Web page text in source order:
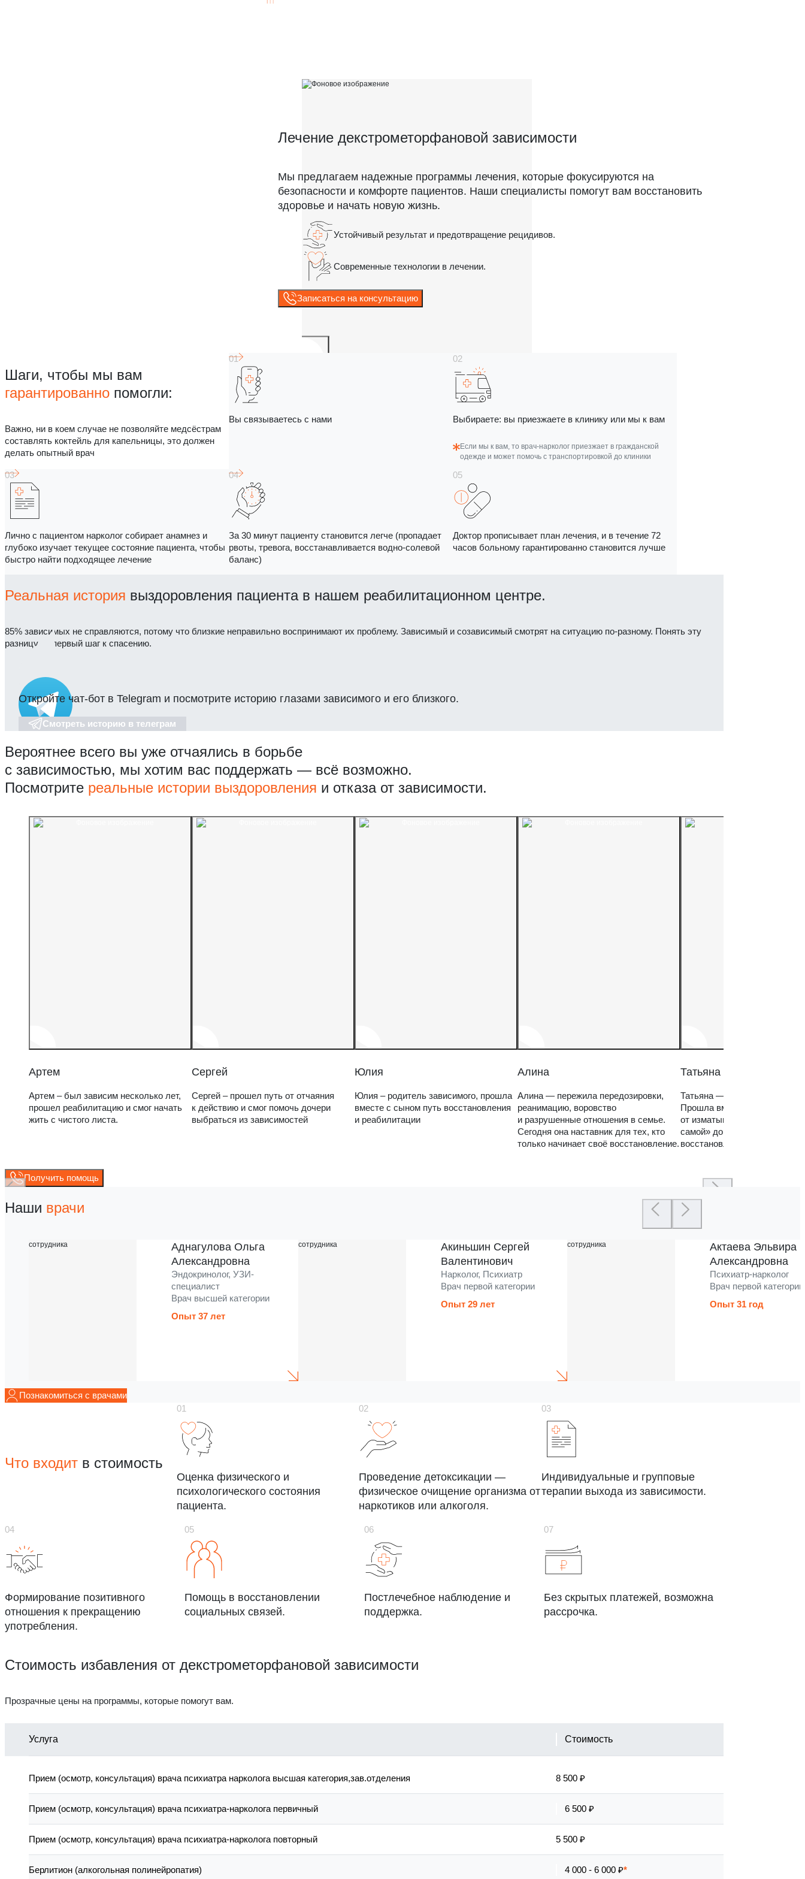
Лечение декстрометорфановой зависимости
Мы предлагаем надежные программы лечения, которые фокусируются на
безопасности и комфорте пациентов. Наши специалисты помогут вам восстановить
здоровье и начать новую жизнь.
Устойчивый результат и предотвращение рецидивов.
Современные технологии в лечении.
Записаться на консультацию
Шаги, чтобы мы вам
гарантированно помогли:
Важно, ни в коем случае не позволяйте медсёстрам
составлять коктейль для капельницы, это должен
делать опытный врач
Вы связываетесь с нами Выбираете: вы приезжаете в клинику или мы к вам
Если мы к вам, то врач-нарколог приезжает в гражданской
одежде и может помочь с транспортировкой до клиники
Лично с пациентом нарколог собирает анамнез и
глубоко изучает текущее состояние пациента, чтобы
быстро найти подходящее лечение
За 30 минут пациенту становится легче (пропадает
рвоты, тревога, восстанавливается водно-солевой
баланс)
Доктор прописывает план лечения, и в течение 72
часов больному гарантированно становится лучше
Реальная история выздоровления пациента в нашем реабилитационном центре.
85% зависимых не справляются, потому что близкие неправильно воспринимают их проблему. Зависимый и созависимый смотрят на ситуацию по-разному. Понять эту
разницу — первый шаг к спасению.
Откройте чат-бот в Telegram и посмотрите историю глазами зависимого и его близкого.
Смотреть историю в телеграм
Вероятнее всего вы уже отчаялись в борьбе
с зависимостью, мы хотим вас поддержать — всё возможно.
Посмотрите реальные истории выздоровления и отказа от зависимости.
Артем
Артем – был зависим несколько лет,
прошел реабилитацию и смог начать
жить с чистого листа.
Сергей
Сергей – прошел путь от отчаяния
к действию и смог помочь дочери
выбраться из зависимостей
Юлия
Юлия – родитель зависимого, прошла
вместе с сыном путь восстановления
и реабилитации
Алина
Алина — пережила передозировки,
реанимацию, воровство
и разрушенные отношения в семье.
Сегодня она наставник для тех, кто
только начинает своё восстановление.
Татьяна
Татьяна — мама зависимого
Прошла вместе с ним путь
от изматывающих попыток
самой» до спокойного,
восстановления семьи.
Получить помощь
Наши врачи
Аднагулова Ольга
Александровна
Эндокринолог, УЗИ-
специалист
Врач высшей категории
Опыт 37 лет
Акиньшин Сергей
Валентинович
Нарколог, Психиатр
Врач первой категории
Опыт 29 лет
Актаева Эльвира
Александровна
Психиатр-нарколог
Врач первой категории
Опыт 31 год
Познакомиться с врачами
Что входит в стоимость
Оценка физического и
психологического состояния
пациента.
Проведение детоксикации —
физическое очищение организма от
наркотиков или алкоголя.
Индивидуальные и групповые
терапии выхода из зависимости.
Формирование позитивного
отношения к прекращению
употребления.
Помощь в восстановлении
социальных связей.
Постлечебное наблюдение и
поддержка.
Без скрытых платежей, возможна
рассрочка.
Стоимость избавления от декстрометорфановой зависимости
Прозрачные цены на программы, которые помогут вам.
Услуга Стоимость
Прием (осмотр, консультация) врача психиатра нарколога высшая категория,зав.отделения 8 500 ₽
Прием (осмотр, консультация) врача психиатра-нарколога первичный 6 500 ₽
Прием (осмотр, консультация) врача психиатра-нарколога повторный 5 500 ₽
Берлитион (алкогольная полинейропатия) 4 000 - 6 000 ₽